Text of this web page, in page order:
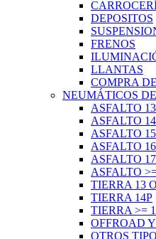
DEPOSITOS
FRENOS
LLANTAS
COMPRA
NEUMÁTICOS
ASFALTO
ASFALTO
ASFALTO
ASFALTO
ASFALTO
ASFALTO
TIERRA 13
TIERRA 14P
TIERRA >=
OFFROAD
OTROS